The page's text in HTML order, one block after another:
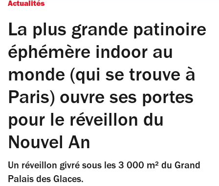
Actualités
La plus grande patinoire
éphémère indoor au
monde (qui se trouve à
Paris) ouvre ses portes
pour le réveillon du
Nouvel An
Un réveillon givré sous les 3 000 m² du Grand
Palais des Glaces.